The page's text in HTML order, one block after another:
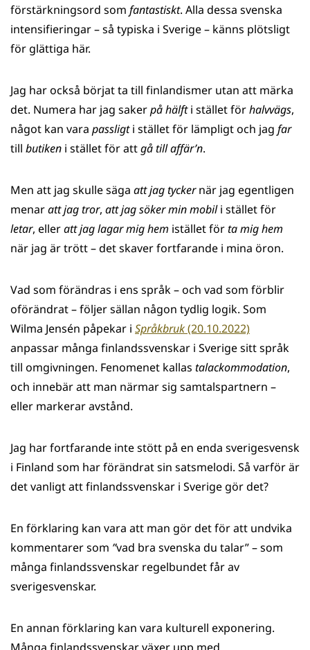
förstärkningsord som fantastiskt. Alla dessa svenska
intensifieringar – så typiska i Sverige – känns plötsligt
för glättiga här.
Jag har också börjat ta till finlandismer utan att märka
det. Numera har jag sakerpå hälfti stället förhalvvägs,
något kan vara passligti stället för lämpligt och jag far
till butiken i stället för attgå till affär’n.
Men att jag skulle säga att jag tyckernär jag egentligen
menaratt jag tror, att jag söker min mobili stället för
letar, elleratt jag lagar mig hem istället förta mig hem
när jag är trött – det skaver fortfarande i mina öron.
Vad som förändras i ens språk – och vad som förblir
oförändrat – följer sällan någon tydlig logik. Som
Wilma Jensén påpekar i Språkbruk(20.10.2022)
anpassar många finlandssvenskar i Sverige sitt språk
till omgivningen. Fenomenet kallas talackommodation,
och innebär att man närmar sig samtalspartnern –
eller markerar avstånd.
Jag har fortfarande inte stött på en enda sverigesvensk
i Finland som har förändrat sin satsmelodi. Så varför är
det vanligt att finlandssvenskar i Sverige gör det?
En förklaring kan vara att man gör det för att undvika
kommentarer som ”vad bra svenska du talar” – som
många finlandssvenskar regelbundet får av
sverigesvenskar.
En annan förklaring kan vara kulturell exponering.